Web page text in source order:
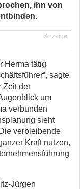
ihn von
Anzeige
Herma tätig
sagte
Zeit der
um
verbunden
sieht
verbleibende
Kraft nutzen,
Jürgen